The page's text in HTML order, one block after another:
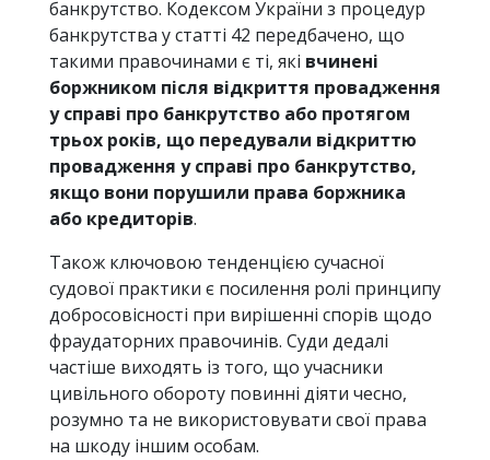
банкрутство. Кодексом України з процедур
банкрутства у статті 42 передбачено, що
такими правочинами є ті, які вчинені
боржником після відкриття провадження
у справі про банкрутство або протягом
трьох років, що передували відкриттю
провадження у справі про банкрутство,
якщо вони порушили права боржника
або кредиторів.
Також ключовою тенденцією сучасної
судової практики є посилення ролі принципу
добросовісності при вирішенні спорів щодо
фраудаторних правочинів. Суди дедалі
частіше виходять із того, що учасники
цивільного обороту повинні діяти чесно,
розумно та не використовувати свої права
на шкоду іншим особам.